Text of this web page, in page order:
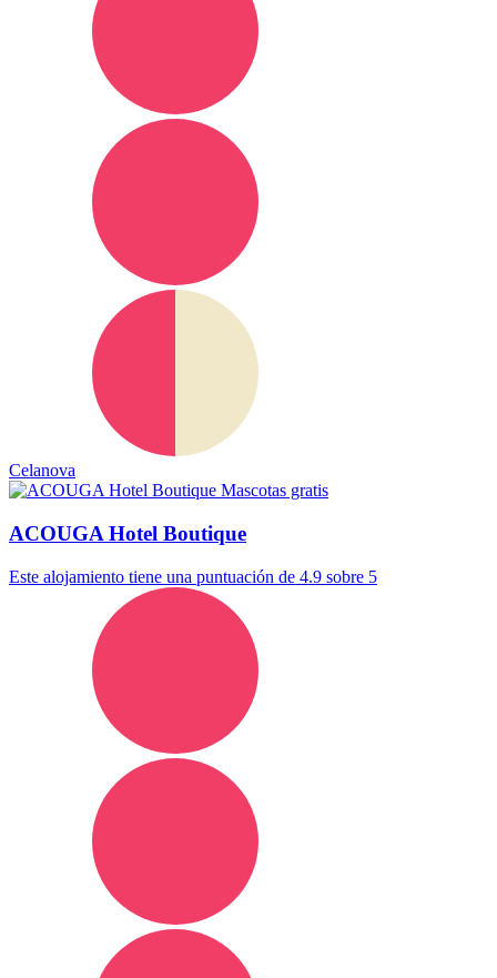
Celanova
Mascotas gratis
ACOUGA Hotel Boutique
Este alojamiento tiene una puntuación de 4.9 sobre 5